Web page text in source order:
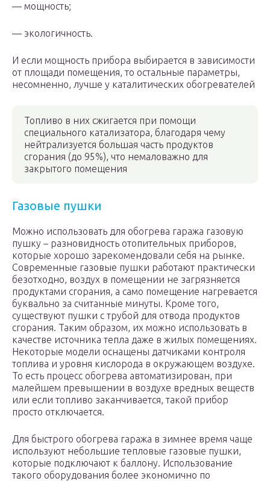
— мощность;
— экологичность.
И если мощность прибора выбирается в зависимости
от площади помещения, то остальные параметры,
несомненно, лучше у каталитических обогревателей
Топливо в них сжигается при помощи
специального катализатора, благодаря чему
нейтрализуется большая часть продуктов
сгорания (до 95%), что немаловажно для
закрытого помещения
Газовые пушки
Можно использовать для обогрева гаража газовую
пушку – разновидность отопительных приборов,
которые хорошо зарекомендовали себя на рынке.
Современные газовые пушки работают практически
безотходно, воздух в помещении не загрязняется
продуктами сгорания, а само помещение нагревается
буквально за считанные минуты. Кроме того,
существуют пушки с трубой для отвода продуктов
сгорания. Таким образом, их можно использовать в
качестве источника тепла даже в жилых помещениях.
Некоторые модели оснащены датчиками контроля
топлива и уровня кислорода в окружающем воздухе.
То есть процесс обогрева автоматизирован, при
малейшем превышении в воздухе вредных веществ
или если топливо заканчивается, такой прибор
просто отключается.
Для быстрого обогрева гаража в зимнее время чаще
используют небольшие тепловые газовые пушки,
которые подключают к баллону. Использование
такого оборудования более экономично по